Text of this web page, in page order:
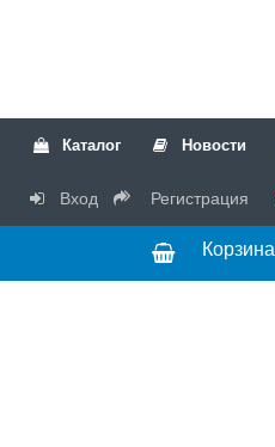
Каталог Новости
Вход Регистрация
Корзина